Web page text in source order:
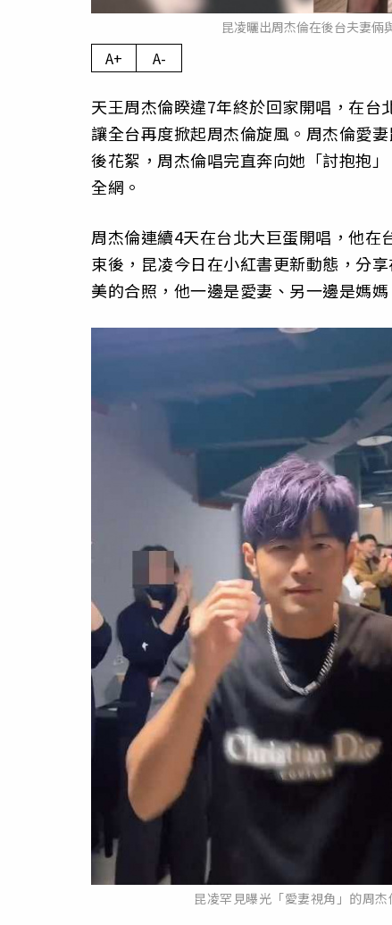
昆凌曬出周杰倫在後台夫妻倆
A+ A-
天王周杰倫睽違7年終於回家開唱，在
讓全台再度掀起周杰倫旋風。周杰倫愛
後花絮，周杰倫唱完直奔向她「討抱抱
全網。
周杰倫連續4天在台北大巨蛋開唱，他
束後，昆凌今日在小紅書更新動態，分
美的合照，他一邊是愛妻、另一邊是媽
昆凌罕見曝光「愛妻視角」的周